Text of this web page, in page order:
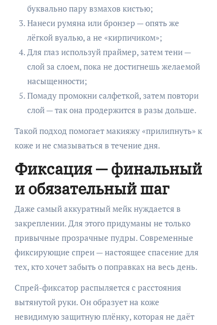
буквально пару взмахов кистью;
Нанеси румяна или бронзер — опять же
лёгкой вуалью, а не «кирпичиком»;
Для глаз используй праймер, затем тени —
слой за слоем, пока не достигнешь желаемой
насыщенности;
Помаду промокни салфеткой, затем повтори
слой — так она продержится в разы дольше.
Такой подход помогает макияжу «прилипнуть» к
коже и не смазываться в течение дня.
Фиксация — финальный
и обязательный шаг
Даже самый аккуратный мейк нуждается в
закреплении. Для этого придуманы не только
привычные прозрачные пудры. Современные
фиксирующие спреи — настоящее спасение для
тех, кто хочет забыть о поправках на весь день.
Спрей-фиксатор распыляется с расстояния
вытянутой руки. Он образует на коже
невидимую защитную плёнку, которая не даёт